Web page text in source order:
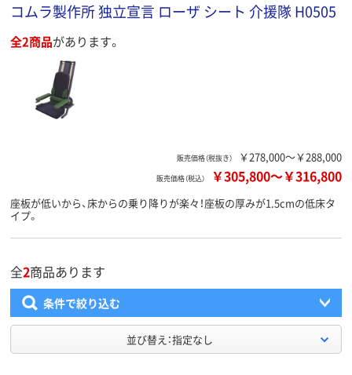
コムラ製作所 独立宣言 ローザ シート 介援隊 H0505
全2商品があります。
販売価格（税抜き） ￥278,000～￥288,000
販売価格（税込） ￥305,800～￥316,800
座板が低いから、床からの乗り降りが楽々！座板の厚みが1.5cmの低床タ
イプ。
全2商品あります
条件で絞り込む
並び替え：指定なし